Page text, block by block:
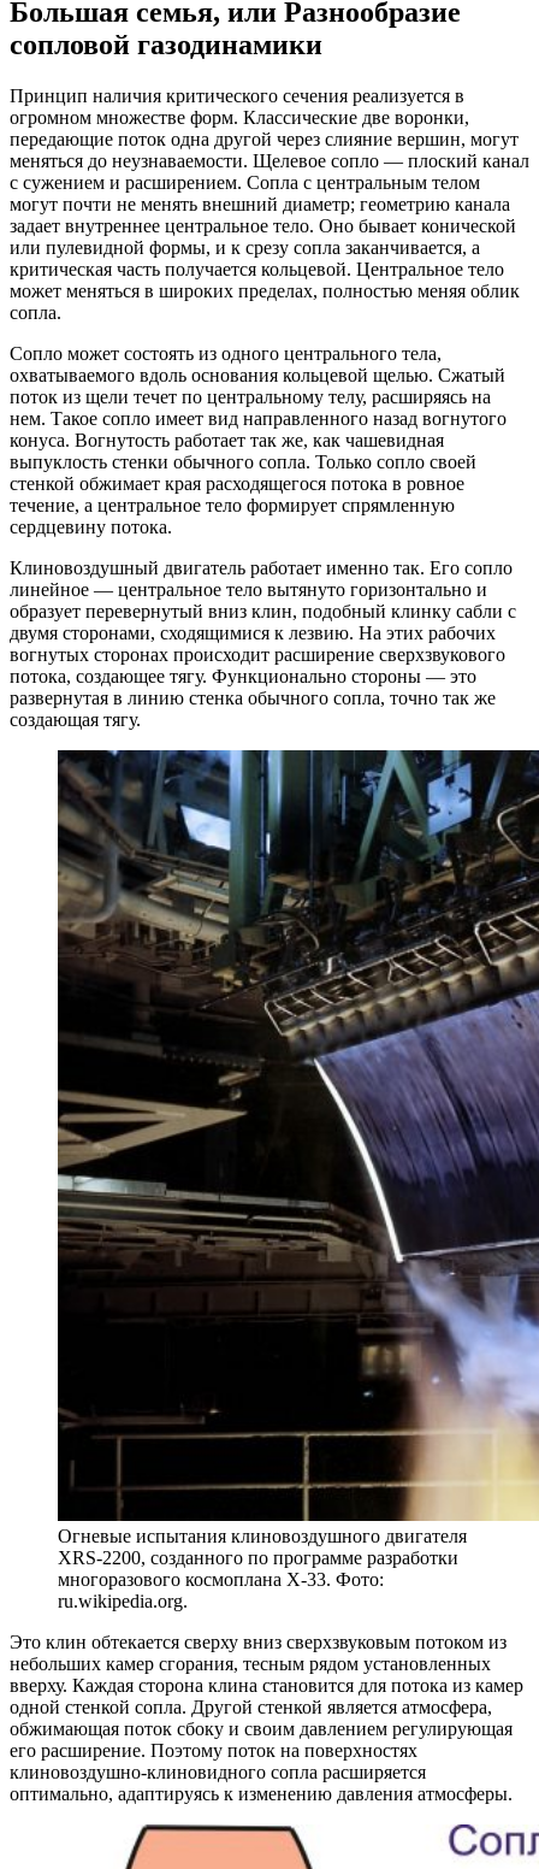
Большая семья, или Разнообразие
сопловой газодинамики
Принцип наличия критического сечения реализуется в
огромном множестве форм. Классические две воронки,
передающие поток одна другой через слияние вершин, могут
меняться до неузнаваемости. Щелевое сопло — плоский канал
с сужением и расширением. Сопла с центральным телом
могут почти не менять внешний диаметр; геометрию канала
задает внутреннее центральное тело. Оно бывает конической
или пулевидной формы, и к срезу сопла заканчивается, а
критическая часть получается кольцевой. Центральное тело
может меняться в широких пределах, полностью меняя облик
сопла.
Сопло может состоять из одного центрального тела,
охватываемого вдоль основания кольцевой щелью. Сжатый
поток из щели течет по центральному телу, расширяясь на
нем. Такое сопло имеет вид направленного назад вогнутого
конуса. Вогнутость работает так же, как чашевидная
выпуклость стенки обычного сопла. Только сопло своей
стенкой обжимает края расходящегося потока в ровное
течение, а центральное тело формирует спрямленную
сердцевину потока.
Клиновоздушный двигатель работает именно так. Его сопло
линейное — центральное тело вытянуто горизонтально и
образует перевернутый вниз клин, подобный клинку сабли c
двумя сторонами, сходящимися к лезвию. На этих рабочих
вогнутых сторонах происходит расширение сверхзвукового
потока, создающее тягу. Функционально стороны — это
развернутая в линию стенка обычного сопла, точно так же
создающая тягу.
Огневые испытания клиновоздушного двигателя
XRS-2200, созданного по программе разработки
многоразового космоплана X-33. Фото:
ru.wikipedia.org.
Это клин обтекается сверху вниз сверхзвуковым потоком из
небольших камер сгорания, тесным рядом установленных
вверху. Каждая сторона клина становится для потока из камер
одной стенкой сопла. Другой стенкой является атмосфера,
обжимающая поток сбоку и своим давлением регулирующая
его расширение. Поэтому поток на поверхностях
клиновоздушно-клиновидного сопла расширяется
оптимально, адаптируясь к изменению давления атмосферы.